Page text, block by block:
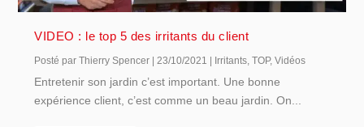
VIDEO : le top 5 des irritants du client
Posté parThierry Spencer |23/10/2021 Irritants,TOP,Vidéos
Entretenir son jardin c’est important. Une bonne
expérience client, c’est comme un beau jardin. On...